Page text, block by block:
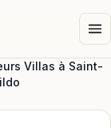
Villas à Saint-